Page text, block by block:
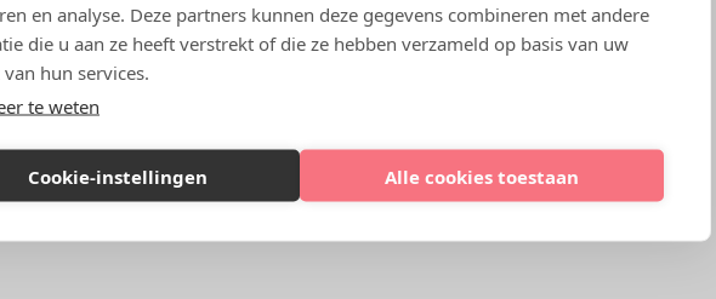
en analyse. Deze partners kunnen deze gegevens combineren met andere
die u aan ze heeft verstrekt of die ze hebben verzameld op basis van uw
hun services.
te weten
Cookie-instellingen Alle cookies toestaan